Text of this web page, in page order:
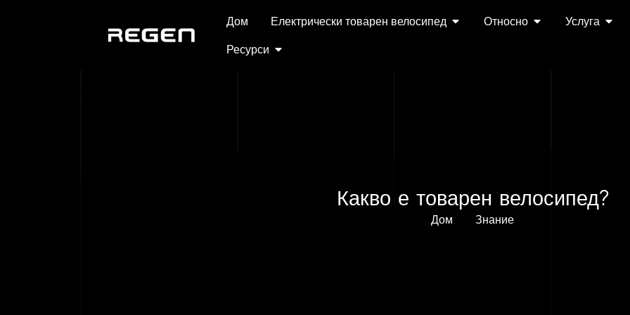
Дом Електрически товарен велосипед Относно
Услуга
Ресурси
Какво е товарен велосипед?
Дом Знание